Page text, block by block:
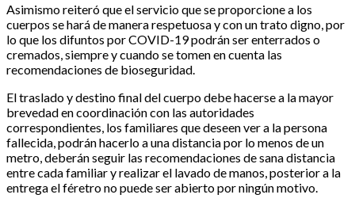
Asimismo reiteró que el servicio que se proporcione a los
cuerpos se hará de manera respetuosa y con un trato digno, por
lo que los difuntos por COVID-19 podrán ser enterrados o
cremados, siempre y cuando se tomen en cuenta las
recomendaciones de bioseguridad.
El traslado y destino final del cuerpo debe hacerse a la mayor
brevedad en coordinación con las autoridades
correspondientes, los familiares que deseen ver a la persona
fallecida, podrán hacerlo a una distancia por lo menos de un
metro, deberán seguir las recomendaciones de sana distancia
entre cada familiar y realizar el lavado de manos, posterior a la
entrega el féretro no puede ser abierto por ningún motivo.